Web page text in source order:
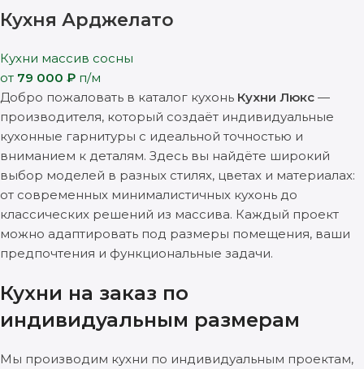
Кухня Арджелато
Кухни массив сосны
от 79 000 ₽ п/м
Добро пожаловать в каталог кухонь Кухни Люкс —
производителя, который создаёт индивидуальные
кухонные гарнитуры с идеальной точностью и
вниманием к деталям. Здесь вы найдёте широкий
выбор моделей в разных стилях, цветах и материалах:
от современных минималистичных кухонь до
классических решений из массива. Каждый проект
можно адаптировать под размеры помещения, ваши
предпочтения и функциональные задачи.
Кухни на заказ по
индивидуальным размерам
Мы производим кухни по индивидуальным проектам,